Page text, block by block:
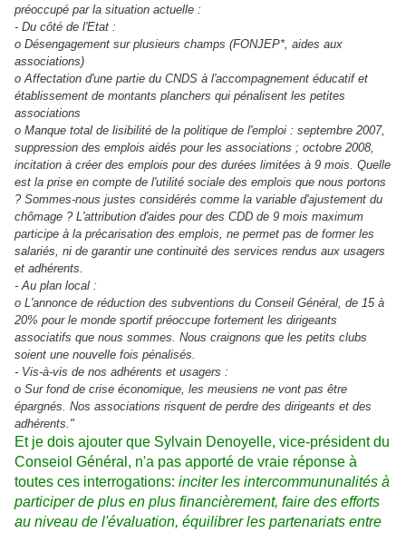
préoccupé par la situation actuelle :
- Du côté de l'Etat :
o Désengagement sur plusieurs champs (FONJEP*, aides aux
associations)
o Affectation d'une partie du CNDS à l'accompagnement éducatif et
établissement de montants planchers qui pénalisent les petites
associations
o Manque total de lisibilité de la politique de l'emploi : septembre 2007,
suppression des emplois aidés pour les associations ; octobre 2008,
incitation à créer des emplois pour des durées limitées à 9 mois. Quelle
est la prise en compte de l'utilité sociale des emplois que nous portons
? Sommes-nous justes considérés comme la variable d'ajustement du
chômage ? L'attribution d'aides pour des CDD de 9 mois maximum
participe à la précarisation des emplois, ne permet pas de former les
salariés, ni de garantir une continuité des services rendus aux usagers
et adhérents.
- Au plan local :
o L'annonce de réduction des subventions du Conseil Général, de 15 à
20% pour le monde sportif préoccupe fortement les dirigeants
associatifs que nous sommes. Nous craignons que les petits clubs
soient une nouvelle fois pénalisés.
- Vis-à-vis de nos adhérents et usagers :
o Sur fond de crise économique, les meusiens ne vont pas être
épargnés. Nos associations risquent de perdre des dirigeants et des
adhérents."
Et je dois ajouter que Sylvain Denoyelle, vice-président du
Conseiol Général, n'a pas apporté de vraie réponse à
toutes ces interrogations: inciter les intercommununalités à
participer de plus en plus financièrement, faire des efforts
au niveau de l'évaluation, équilibrer les partenariats entre